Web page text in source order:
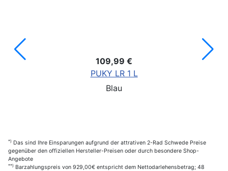
109,99 €
PUKY LR 1 L
Blau
*) Das sind Ihre Einsparungen aufgrund der attrativen 2-Rad Schwede Preise
gegenüber den offiziellen Hersteller-Preisen oder durch besondere Shop-
Angebote
**) Barzahlungspreis von 929,00€ entspricht dem Nettodarlehensbetrag; 48